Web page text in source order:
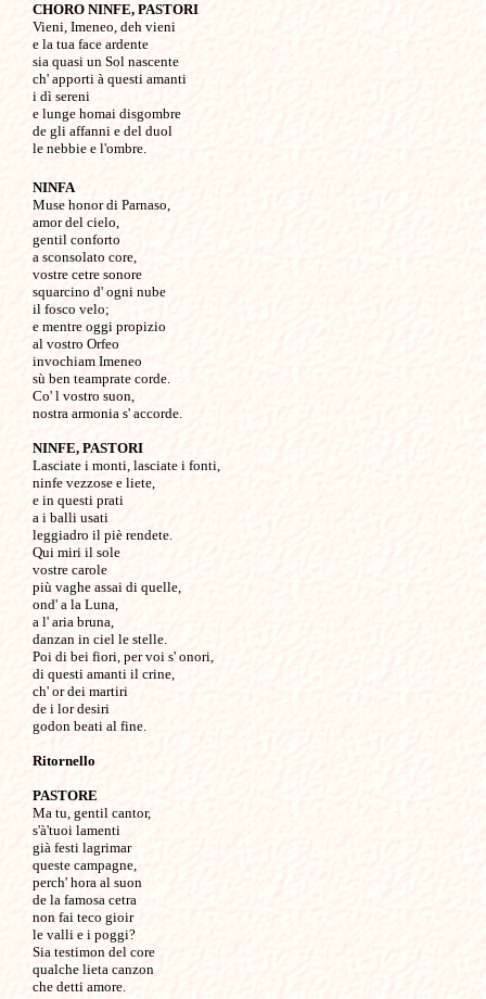
CHORO NINFE, PASTORI
Vieni, Imeneo, deh vieni
e la tua face ardente
sia quasi un Sol nascente
ch' apporti à questi amanti
i dì sereni
e lunge homai disgombre
de gli affanni e del duol
NINFA
Muse honor di Parnaso,
amor del cielo,
gentil conforto
a sconsolato core,
vostre cetre sonore
squarcino d' ogni nube
il fosco velo;
e mentre oggi propizio
al vostro Orfeo
invochiam Imeneo
sù ben teamprate corde.
Co' l vostro suon,
nostra armonia s' accorde.
NINFE, PASTORI
Lasciate i monti, lasciate i fonti,
ninfe vezzose e liete,
e in questi prati
a i balli usati
leggiadro il piè rendete.
Qui miri il sole
vostre carole
più vaghe assai di quelle,
ond' a la Luna,
a l' aria bruna,
danzan in ciel le stelle.
Poi di bei fiori, per voi s' onori,
di questi amanti il crine,
ch' or dei martiri
de i lor desiri
godon beati al fine.
Ritornello
PASTORE
Ma tu, gentil cantor,
s'à'tuoi lamenti
già festi lagrimar
queste campagne,
perch' hora al suon
de la famosa cetra
non fai teco gioir
le valli e i poggi?
Sia testimon del core
qualche lieta canzon
che detti amore.